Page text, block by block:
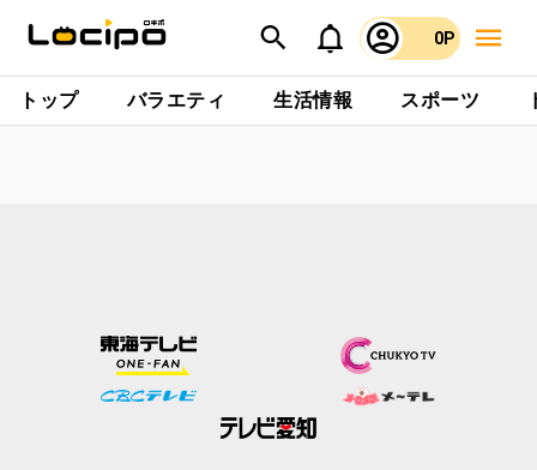
0P
トップ バラエティ 生活情報 スポーツ